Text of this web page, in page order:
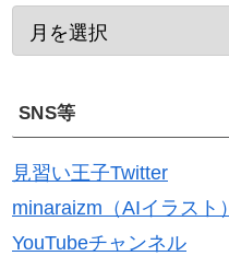
SNS等
見習い王子Twitter
minaraizm（AIイラスト）
YouTubeチャンネル